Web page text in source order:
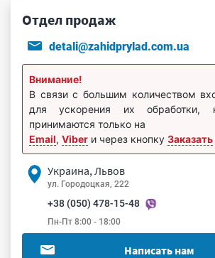
Отдел продаж
detali@zahidprylad.com.ua
Внимание!
В связи с большим количеством
для ускорения их обработки,
принимаются только на
Email, Viber и через кнопку Заказать
Украина, Львов
ул. Городоцкая, 222
+38 (050) 478-15-48
Пн-Пт 8:00 - 18:00
Написать нам